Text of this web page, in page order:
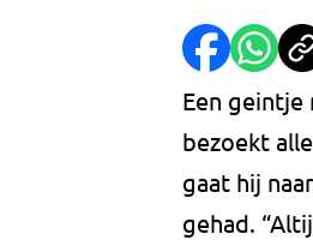
Een
bezoekt
gaat hij
gehad.